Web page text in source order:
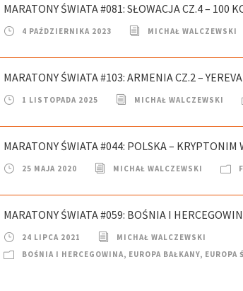
MARATONY ŚWIATA #081: SŁOWACJA CZ.4 – 100
4 PAŹDZIERNIKA 2023 MICHAŁ WALCZEWSKI
MARATONY ŚWIATA #103: ARMENIA CZ.2 –
1 LISTOPADA 2025 MICHAŁ WALCZEWSKI
MARATONY ŚWIATA #044: POLSKA – KRYPTONIM
25 MAJA 2020 MICHAŁ WALCZEWSKI
MARATONY ŚWIATA #059: BOŚNIA I
24 LIPCA 2021
MICHAŁ WALCZEWSKI
BOŚNIA I HERCEGOWINA, EUROPA BAŁKANY, EUROPA